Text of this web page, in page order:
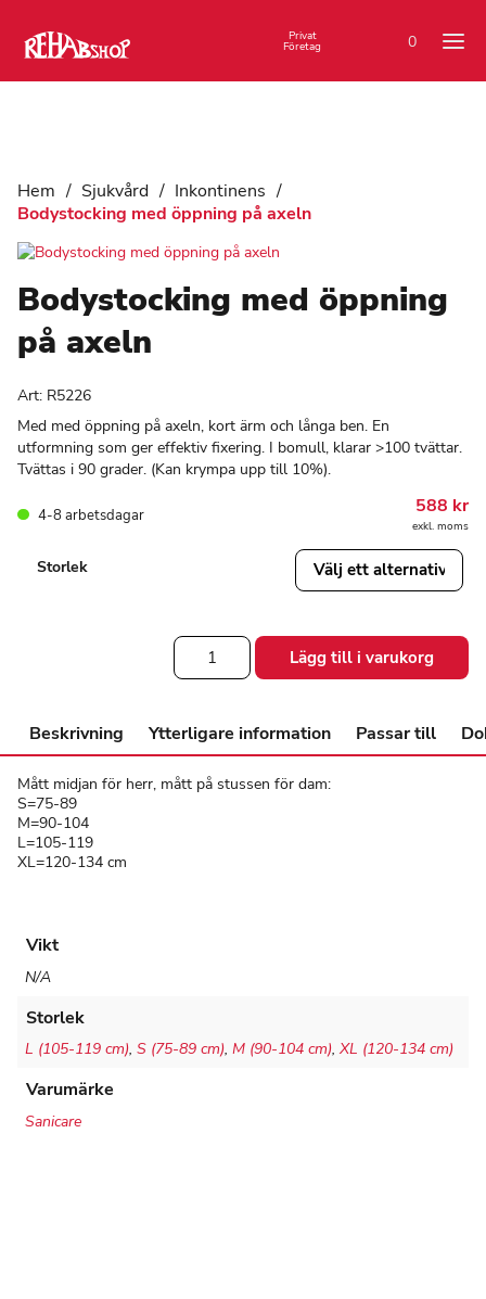
0
Privat
Företag
Hem / Sjukvård / Inkontinens /
Bodystocking med öppning på axeln
Bodystocking med öppning
på axeln
Art: R5226
Med med öppning på axeln, kort ärm och långa ben. En
utformning som ger effektiv fixering. I bomull, klarar >100 tvättar.
Tvättas i 90 grader. (Kan krympa upp till 10%).
4-8 arbetsdagar 588 kr
exkl. moms
Storlek
Bodystocking
öppning
axeln
mängd
Lägg till i varukorg
Beskrivning Ytterligare information Passar till
Mått midjan för herr, mått på stussen för dam:
S=75-89
M=90-104
L=105-119
XL=120-134 cm
Vikt
N/A
Storlek
L (105-119 cm), S (75-89 cm), M (90-104 cm), XL (120-134 cm)
Varumärke
Sanicare